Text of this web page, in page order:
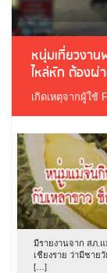
หนุ่มเที่ยวงา
ไหล่หัก ต้องผ่
เกิดเหตุจากผู้ใช้
มีรายงานจาก สภ.
เชียงราย ว่ามีชาย
[…]